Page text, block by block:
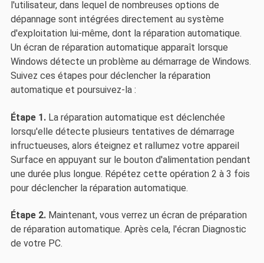
l'utilisateur, dans lequel de nombreuses options de
dépannage sont intégrées directement au système
d'exploitation lui-même, dont la réparation automatique.
Un écran de réparation automatique apparaît lorsque
Windows détecte un problème au démarrage de Windows.
Suivez ces étapes pour déclencher la réparation
automatique et poursuivez-la :
Étape 1.La réparation automatique est déclenchée
lorsqu'elle détecte plusieurs tentatives de démarrage
infructueuses, alors éteignez et rallumez votre appareil
Surface en appuyant sur le bouton d'alimentation pendant
une durée plus longue. Répétez cette opération 2 à 3 fois
pour déclencher la réparation automatique.
Étape 2.Maintenant, vous verrez un écran de préparation
de réparation automatique. Après cela, l'écran Diagnostic
de votre PC.